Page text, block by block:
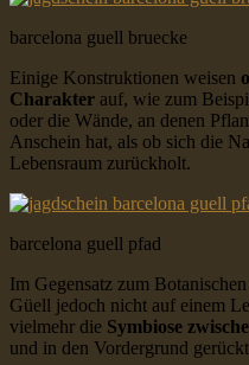
barcelona guell bruecke
Einige Konstruktionen weisen
Charakter auf, wie zum
oder die Wände, an denen
Anschein hat, als ob sich die
Lebensraum zurückholt.
barcelona guell pfad
Im Gegensatz zum
Güell jedoch nicht auf einem
vielmehr die Symbiose
und in den Vordergrund